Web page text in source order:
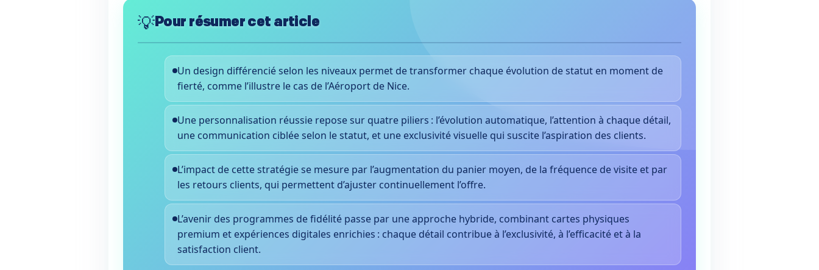
💡Pour résumer cet article
Un design différencié selon les niveaux permet de transformer chaque évolution de statut en moment de
fierté, comme l’illustre le cas de l’Aéroport de Nice.
Une personnalisation réussie repose sur quatre piliers : l’évolution automatique, l’attention à chaque détail,
une communication ciblée selon le statut, et une exclusivité visuelle qui suscite l’aspiration des clients.
L’impact de cette stratégie se mesure par l’augmentation du panier moyen, de la fréquence de visite et par
les retours clients, qui permettent d’ajuster continuellement l’offre.
L’avenir des programmes de fidélité passe par une approche hybride, combinant cartes physiques
premium et expériences digitales enrichies : chaque détail contribue à l’exclusivité, à l’efficacité et à la
satisfaction client.